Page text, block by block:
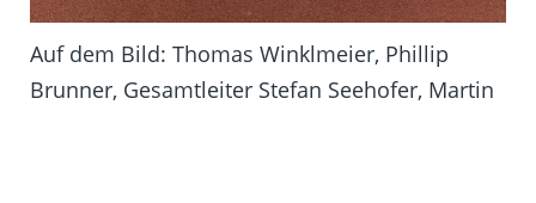
Auf dem Bild: Thomas Winklmeier, Phillip
Brunner, Gesamtleiter Stefan Seehofer, Martin